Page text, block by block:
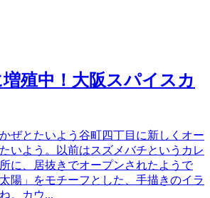
殖中！大阪スパイスカ
ぜとたいよう谷町四丁目に新しくオー
いよう。以前はスズメバチというカレ
に、居抜きでオープンされたようで
陽」をモチーフとした、手描きのイラ
。カウ...